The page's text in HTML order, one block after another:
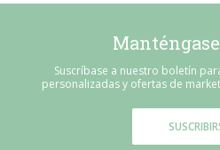
Suscríbase a nuestro boletín
personalizadas y ofertas de